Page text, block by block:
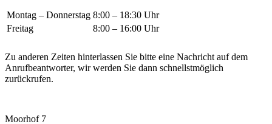
Montag – Donnerstag 8:00 – 18:30 Uhr
Freitag
8:00 – 16:00 Uhr
Zu anderen Zeiten hinterlassen Sie bitte eine Nachricht auf dem
Anrufbeantworter, wir werden Sie dann schnellstmöglich
zurückrufen.
Moorhof 7